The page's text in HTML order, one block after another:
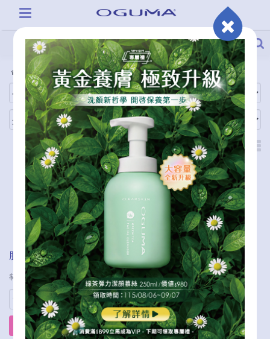
全商品 商品功能
肌光鑽白青春露 EX
$1,360 $1,360
立刻購買